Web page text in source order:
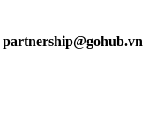
partnership@gohub.vn